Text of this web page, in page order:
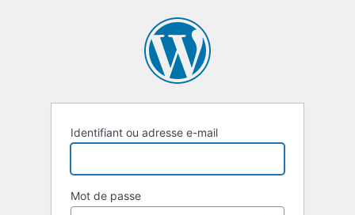
Identifiant ou adresse e-mail
Mot de passe